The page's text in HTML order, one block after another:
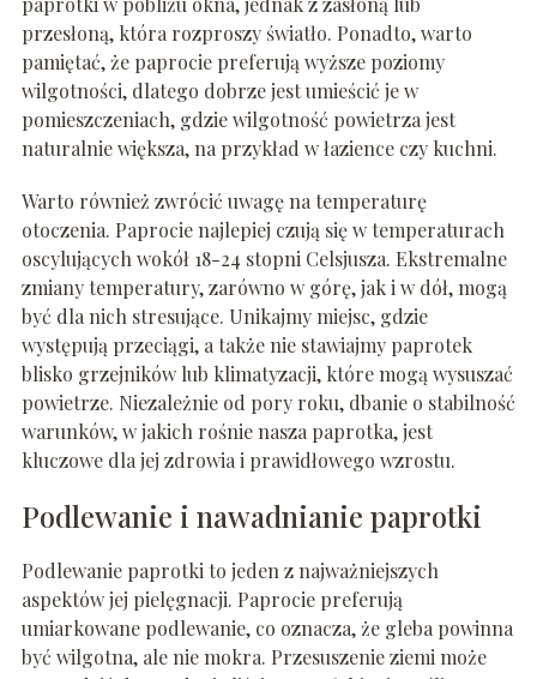
przesłoną, która rozproszy światło. Ponadto, warto
pamiętać, że paprocie preferują wyższe poziomy
wilgotności, dlatego dobrze jest umieścić je w
pomieszczeniach, gdzie wilgotność powietrza jest
naturalnie większa, na przykład w łazience czy kuchni.
Warto również zwrócić uwagę na temperaturę
otoczenia. Paprocie najlepiej czują się w temperaturach
oscylujących wokół 18-24 stopni Celsjusza. Ekstremalne
zmiany temperatury, zarówno w górę, jak i w dół, mogą
być dla nich stresujące. Unikajmy miejsc, gdzie
występują przeciągi, a także nie stawiajmy paprotek
blisko grzejników lub klimatyzacji, które mogą wysuszać
powietrze. Niezależnie od pory roku, dbanie o stabilność
warunków, w jakich rośnie nasza paprotka, jest
kluczowe dla jej zdrowia i prawidłowego wzrostu.
Podlewanie i nawadnianie paprotki
Podlewanie paprotki to jeden z najważniejszych
aspektów jej pielęgnacji. Paprocie preferują
umiarkowane podlewanie, co oznacza, że gleba powinna
być wilgotna, ale nie mokra. Przesuszenie ziemi może